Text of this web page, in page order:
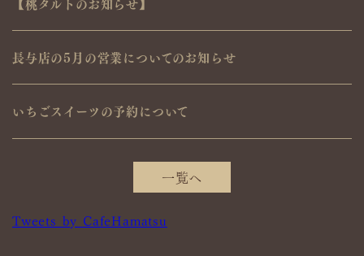
長与店の5月の営業についてのお知らせ
いちごスイーツの予約について
一覧へ
Tweets by CafeHamatsu